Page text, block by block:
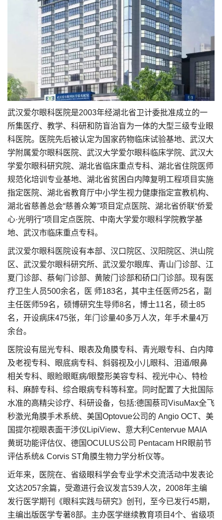
武汉爱尔眼科医院是2003年经湖北省卫计委批准成立的一
所集医疗、教学、科研和防盲治盲为一体的大型三级专业眼
科医院。医院先后被认定为国家药物临床试验基地、武汉大
学附属爱尔眼科医院、武汉大学爱尔眼科临床学院、武汉大
学爱尔眼科研究院、湖北省临床重点专科、湖北省住院医师
规范化培训专业基地、湖北省贫困白内障复明工程项目实施
指定医院、湖北省教育厅中小学生视力健康指定宣教机构、
湖北省慈善总会“慈善众筹”项目定点医院、湖北省侨联“侨爱
心·光明行”项目定点医院、中南大学爱尔眼科学院教学基
地、武汉市临床重点专科。
武汉爱尔眼科医院设有本部、汉口院区、汉阳院区、洪山院
区、武汉爱尔眼科研究所、武汉爱尔眼库、青山门诊部、江
夏门诊部、蔡甸门诊部、黄陂门诊部和硚口门诊部。现有医
疗卫生人员500余名，医 师183名，其中主任医师25名，副
主任医师59名，硕博研究生导师8名，博士11名，硕士85
名，开设病床475张，年门诊量40多万人次，年手术量4万
余台。
医院设有屈光专科、眼表及角膜专科、青光眼专科、白内障
及老视专科、眼底病专科、斜弱视及小儿眼科、泪道/眼鼻
相关专科、眼睑眼眶病/眼整形美容专科、视光中心、特检
科、麻醉专科、综合眼病专科等科室。同时配置了大批国际
水准的高精尖诊疗、科研设备，包括:德国蔡司VisuMax全飞
秒激光角膜手术系统、美国Optovue公司的 Angio OCT、美
国提尔视眼表面干涉仪LipiView、意大利Centervue MAIA
黄斑功能评估仪、德国OCULUS公司 Pentacam HR眼前节
评估系统& Corvis ST角膜生物力学分析仪等。
近年来，医院在、省级眼科学会专业学术交流活动中发表论
文达2057余篇，受邀进行会议发言539人次，2008年主编
发行医学期刊《眼科实践与研究》创刊，至今已发行45期，
主编出版医学专著8部。主办医学继续教育项目4个、省级项